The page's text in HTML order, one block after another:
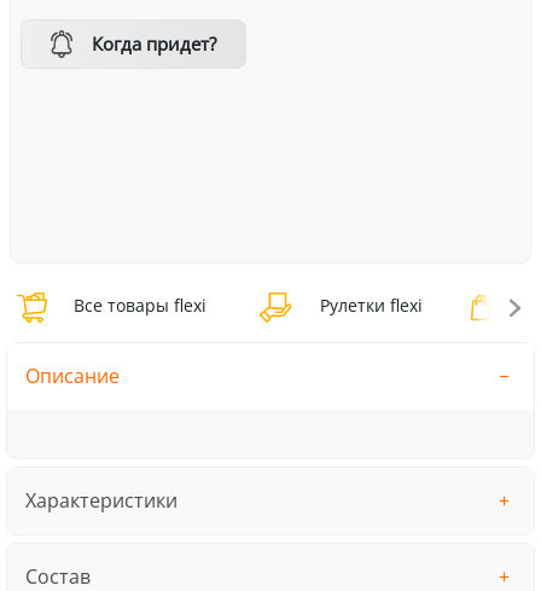
Когда придет?
Все товары flexi Рулетки flexi
Описание
Характеристики
Состав